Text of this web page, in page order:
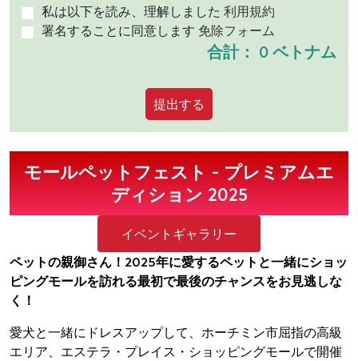
私は以下を読み、理解しました 利用規約
署名することに同意します 免除フォーム
合計： 0 ベトナム
提出する
モールペットフェスト - プレミアムエ
ディション 2025
イベントギャラリー
ペットの親御さん！2025年に愛するペットと一緒にショッ
ピングモールを訪れる最初で最後のチャンスをお見逃しな
く！
愛犬と一緒にドレスアップして、ホーチミン市屈指の高級
エリア、エステラ・プレイス・ショッピングモールで開催